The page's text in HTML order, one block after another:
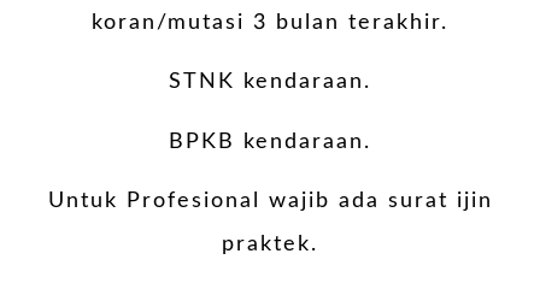
koran/mutasi 3 bulan terakhir.
STNK kendaraan.
BPKB kendaraan.
Untuk Profesional wajib ada surat ijin
praktek.